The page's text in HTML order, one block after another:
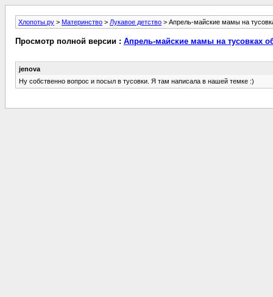
Хлопоты.ру > Материнство > Лукавое детство > Апрель-майские мамы на
Просмотр полной версии : Апрель-майские мамы на тусовках
jenova
Ну собственно вопрос и посыл в тусовки. Я там написала в нашей темке :)